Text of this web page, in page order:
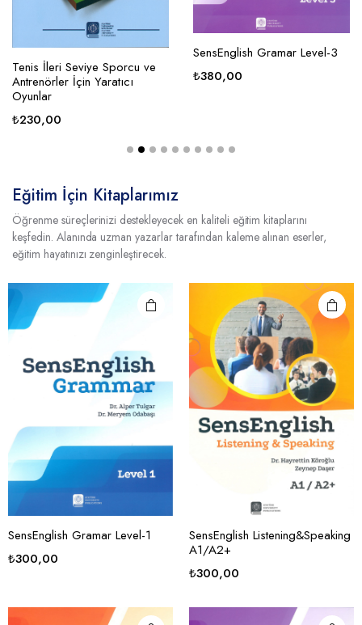
Tenis İleri Seviye Sporcu ve
Antrenörler İçin Yaratıcı
Oyunlar
₺230,00
SensEnglish Gramar Level-3
₺380,00
Eğitim İçin Kitaplarımız
Öğrenme süreçlerinizi destekleyecek en kaliteli eğitim kitaplarını
keşfedin. Alanında uzman yazarlar tarafından kaleme alınan eserler,
eğitim hayatınızı zenginleştirecek.
SensEnglish Gramar Level-1
₺300,00
SensEnglish Listening&Speaking
A1/A2+
₺300,00